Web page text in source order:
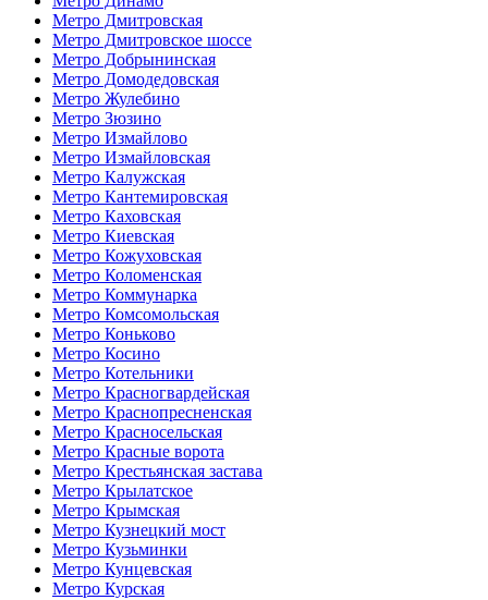
Метро Дмитровская
Метро Дмитровское шоссе
Метро Добрынинская
Метро Домодедовская
Метро Жулебино
Метро Зюзино
Метро Измайлово
Метро Измайловская
Метро Калужская
Метро Кантемировская
Метро Каховская
Метро Киевская
Метро Кожуховская
Метро Коломенская
Метро Коммунарка
Метро Комсомольская
Метро Коньково
Метро Косино
Метро Котельники
Метро Красногвардейская
Метро Краснопресненская
Метро Красносельская
Метро Красные ворота
Метро Крестьянская застава
Метро Крылатское
Метро Крымская
Метро Кузнецкий мост
Метро Кузьминки
Метро Кунцевская
Метро Курская